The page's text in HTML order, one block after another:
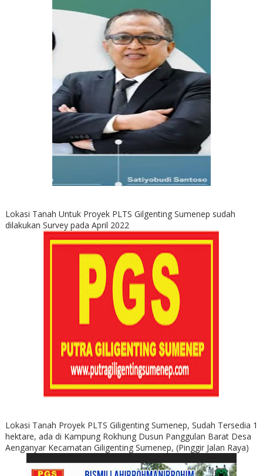
Lokasi Tanah Untuk Proyek PLTS Gilgenting Sumenep sudah
dilakukan Survey pada April 2022
Lokasi Tanah Proyek PLTS Giligenting Sumenep, Sudah Tersedia 1
hektare, ada di Kampung Rokhung Dusun Panggulan Barat Desa
Aenganyar Kecamatan Giligenting Sumenep, (Pinggir Jalan Raya)